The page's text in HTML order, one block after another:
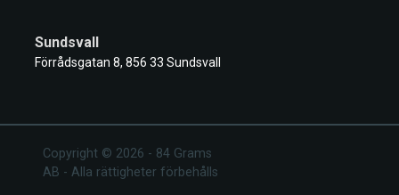
Sundsvall
Förrådsgatan 8, 856 33 Sundsvall
Copyright © 2026 - 84 Grams
AB - Alla rättigheter förbehålls